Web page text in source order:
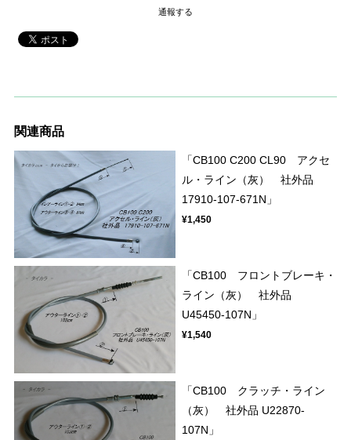
通報する
関連商品
「CB100 C200 CL90 アクセ
ル・ライン（灰） 社外品
17910-107-671N」
¥1,450
「CB100 フロントブレーキ・
ライン（灰） 社外品
U45450-107N」
¥1,540
「CB100 クラッチ・ライン
（灰） 社外品 U22870-
107N」